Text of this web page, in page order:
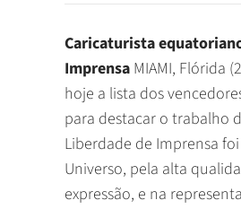
Caricaturista
Imprensa MIAMI, Flórida (23 de julho de 2015) - A Sociedade Interamericana de Imprensa (SIP) divulgou hoje a lista dos vencedores dos prêmios e menções de honra que a organização concede todos os anos para destacar o trabalho de jornalistas e jornais de todo o continente. Este ano, o Grande Prêmio SIP para Liberdade de Imprensa foi concedido ao caricaturista equatoriano Xavier Bonilla (Bonil), do jornal El Universo, pela alta qualidade do seu trabalho, por sua coragem na defesa da liberdade de imprensa e de expressão, e na representação exemplar dos jornalistas equatorianos, submetidos a perseguição por parte do governo. O anúncio foi feito por Marcela Noble Herrera, do Clarín, Argentina, e presidente da Comissão de Prêmios. A Comissão escolheu os vencedores em treze categorias. Os prêmios serão concedidos em uma cerimônia realizada durante a 71ª Assembleia Geral da SIP, de 2 a 6 de outubro no Francis Marion Hotel, Charleston, Carolina do Sul, Estados Unidos. “O concurso tem como objetivo destacar o extraordinário trabalho dos jornalistas, fotógrafos e ilustradores, comprometidos com um jornalismo de qualidade; e para esta edição tivemos participação recorde: mais de mil trabalhos enviados, o que demonstra o grande interesse pelo prêmio”, disse Noble Herrera. Xavier Bonilla, mais conhecido pelo pseudônimo Bonil, nasceu no Equador em 8 de abril de 1964 e trabalha atualmente para o jornal El Universo e para a revista Vistazo. Defensor incansável do papel do humor como base para a liberdade de expressão e elemento fundamental da democracia, Bonil foi perseguido e vigiado pelo governo de Rafael Correa. Em março de 2015,